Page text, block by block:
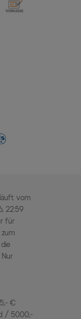
vom
22:59
für
€
/ 5000,-